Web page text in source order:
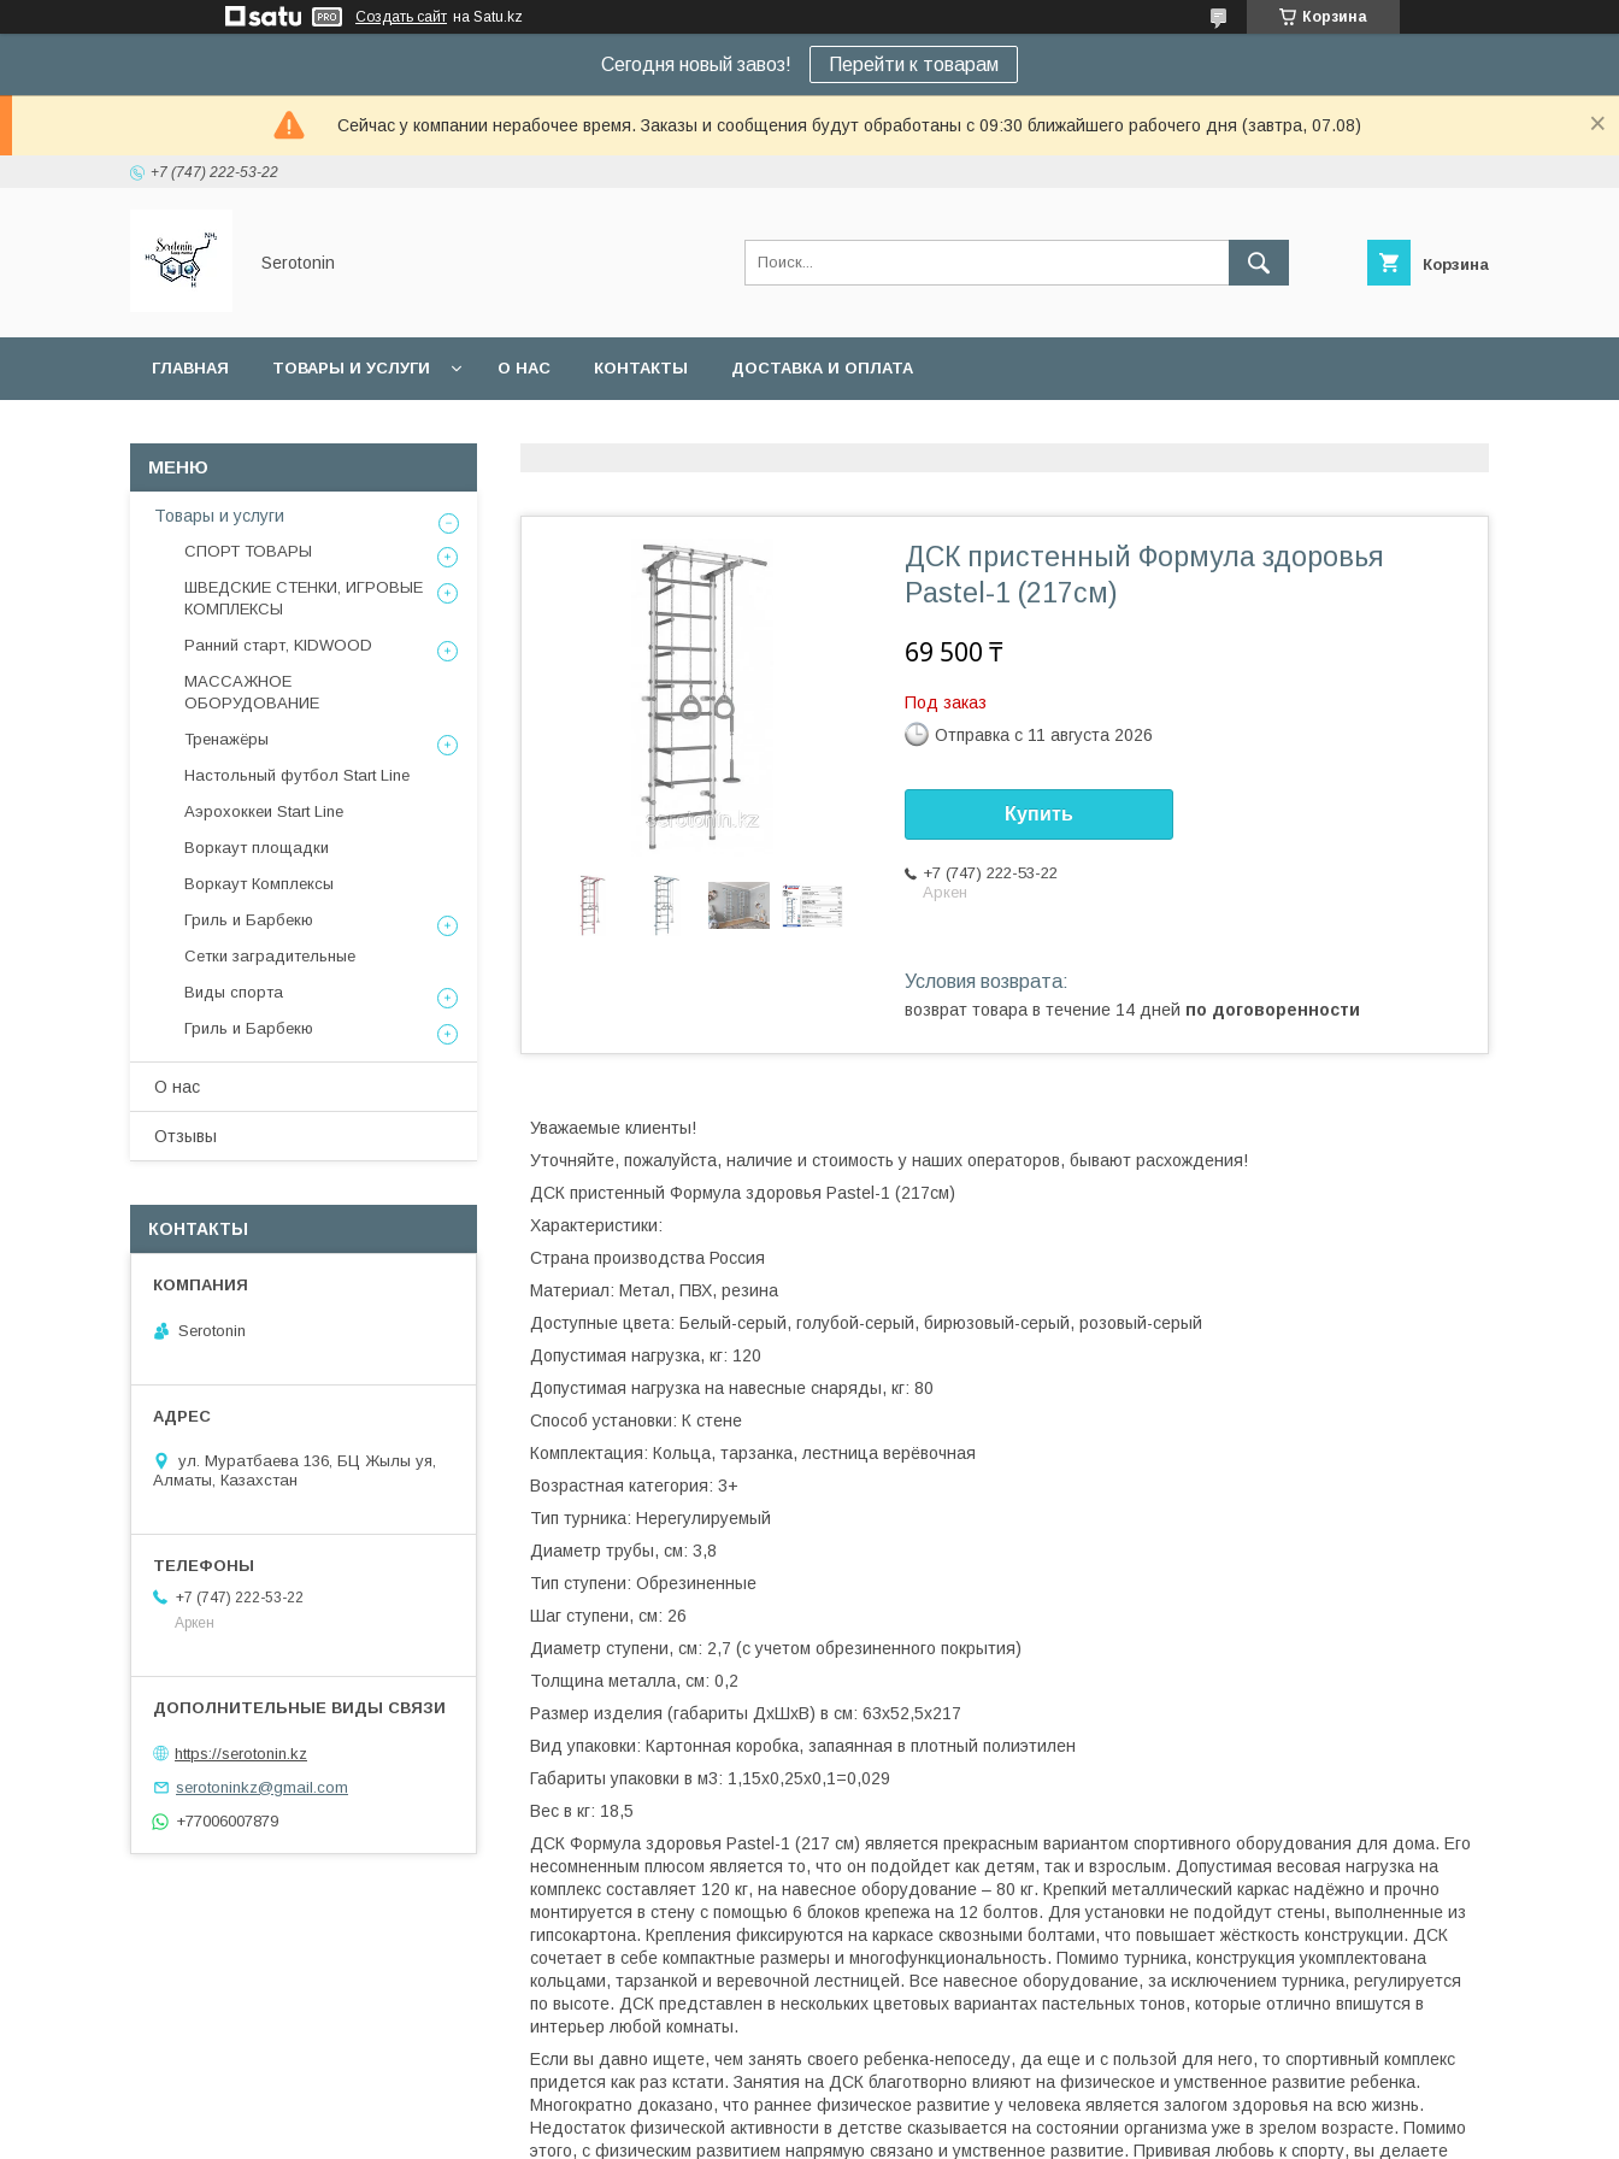
Создать сайт на Satu.kz Корзина
Сегодня новый завоз! Перейти к товарам
Сейчас у компании нерабочее время. Заказы и сообщения будут обработаны с 09:30 ближайшего рабочего дня (завтра, 07.08)
+7 (747) 222-53-22
Serotonin Корзина
ГЛАВНАЯ ТОВАРЫ И УСЛУГИ О НАС КОНТАКТЫ ДОСТАВКА И ОПЛАТА
ДСК пристенный Формула здоровья
Pastel-1 (217см)
69 500 ₸
Под заказ
Отправка с 11 августа 2026
Купить
+7 (747) 222-53-22
Аркен
возврат товара в течение 14 дней по договоренности
Уважаемые клиенты!
Уточняйте, пожалуйста, наличие и стоимость у наших операторов, бывают расхождения!
ДСК пристенный Формула здоровья Pastel-1 (217см)
Характеристики:
Страна производства Россия
Материал: Метал, ПВХ, резина
Доступные цвета: Белый-серый, голубой-серый, бирюзовый-серый, розовый-серый
Допустимая нагрузка, кг: 120
Допустимая нагрузка на навесные снаряды, кг: 80
Способ установки: К стене
Комплектация: Кольца, тарзанка, лестница верёвочная
Возрастная категория: 3+
Тип турника: Нерегулируемый
Диаметр трубы, см: 3,8
Тип ступени: Обрезиненные
Шаг ступени, см: 26
Диаметр ступени, см: 2,7 (с учетом обрезиненного покрытия)
Толщина металла, см: 0,2
Размер изделия (габариты ДхШхВ) в см: 63х52,5х217
Вид упаковки: Картонная коробка, запаянная в плотный полиэтилен
Габариты упаковки в м3: 1,15х0,25х0,1=0,029
Вес в кг: 18,5
ДСК Формула здоровья Pastel-1 (217 см) является прекрасным вариантом спортивного оборудования для дома. Его
несомненным плюсом является то, что он подойдет как детям, так и взрослым. Допустимая весовая нагрузка на
комплекс составляет 120 кг, на навесное оборудование – 80 кг. Крепкий металлический каркас надёжно и прочно
монтируется в стену с помощью 6 блоков крепежа на 12 болтов. Для установки не подойдут стены, выполненные из
гипсокартона. Крепления фиксируются на каркасе сквозными болтами, что повышает жёсткость конструкции. ДСК
сочетает в себе компактные размеры и многофункциональность. Помимо турника, конструкция укомплектована
кольцами, тарзанкой и веревочной лестницей. Все навесное оборудование, за исключением турника, регулируется
по высоте. ДСК представлен в нескольких цветовых вариантах пастельных тонов, которые отлично впишутся в
интерьер любой комнаты.
Если вы давно ищете, чем занять своего ребенка-непоседу, да еще и с пользой для него, то спортивный комплекс
придется как раз кстати. Занятия на ДСК благотворно влияют на физическое и умственное развитие ребенка.
Многократно доказано, что раннее физическое развитие у человека является залогом здоровья на всю жизнь.
Недостаток физической активности в детстве сказывается на состоянии организма уже в зрелом возрасте. Помимо
этого, с физическим развитием напрямую связано и умственное развитие. Прививая любовь к спорту, вы делаете
Товары и услуги
СПОРТ ТОВАРЫ
ШВЕДСКИЕ СТЕНКИ, ИГРОВЫЕ
КОМПЛЕКСЫ
Ранний старт, KIDWOOD
МАССАЖНОЕ
ОБОРУДОВАНИЕ
Тренажёры
Настольный футбол Start Line
Аэрохоккеи Start Line
Воркаут площадки
Воркаут Комплексы
Гриль и Барбекю
Сетки заградительные
Виды спорта
Гриль и Барбекю
О нас
Отзывы
КОНТАКТЫ
Serotonin
ул. Муратбаева 136, БЦ Жылы уя,
Алматы, Казахстан
+7 (747) 222-53-22
Аркен
https://serotonin.kz
serotoninkz@gmail.com
+77006007879